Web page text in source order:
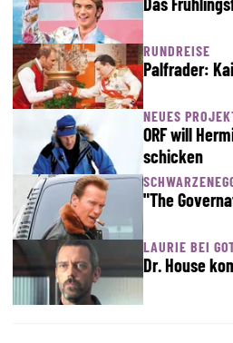
RUNDREISE
Palfrader:
NEUES
ORF will
schicken
"The
LAURIE BEI
Dr. House